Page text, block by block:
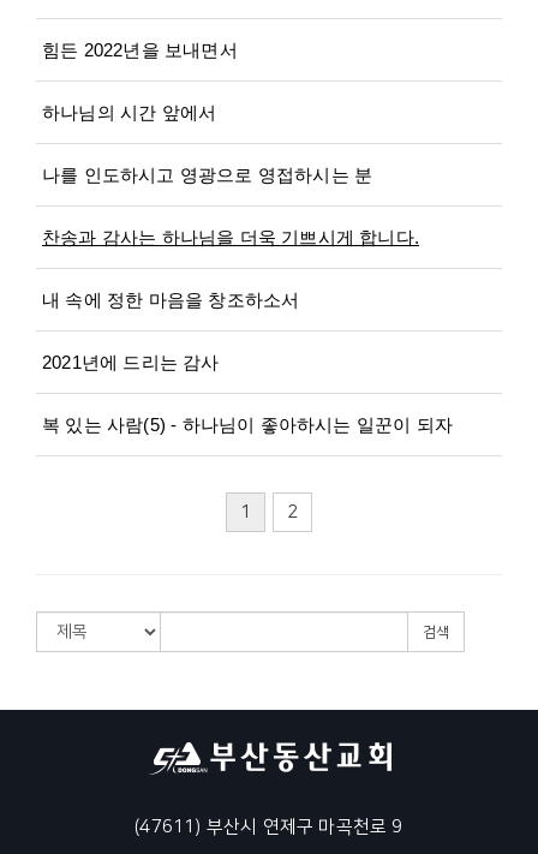
힘든 2022년을 보내면서
하나님의 시간 앞에서
나를 인도하시고 영광으로 영접하시는 분
찬송과 감사는 하나님을 더욱 기쁘시게 합니다.
내 속에 정한 마음을 창조하소서
2021년에 드리는 감사
복 있는 사람(5) - 하나님이 좋아하시는 일꾼이 되자
1 2
검색
(47611) 부산시 연제구 마곡천로 9